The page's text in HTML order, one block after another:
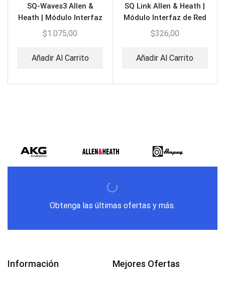
SQ-Waves3 Allen &
Heath | Módulo Interfaz
de Red
$1.075,00
Añadir Al Carrito
SQ Link Allen & Heath |
Módulo Interfaz de Red
$326,00
Añadir Al Carrito
Obtenga las últimas ofertas y más.
Información Mejores Ofertas